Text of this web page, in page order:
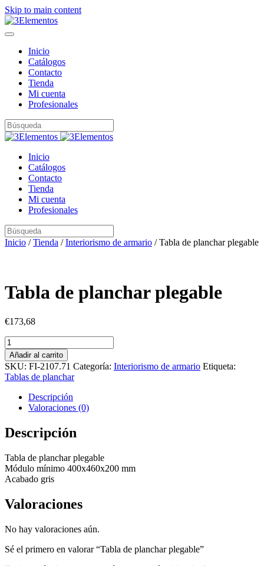
Skip to main content
Inicio
Catálogos
Contacto
Tienda
Mi cuenta
Profesionales
Inicio
Catálogos
Contacto
Tienda
Mi cuenta
Profesionales
Inicio /Tienda /Interiorismo de armario / Tabla de planchar plegable
Tabla de planchar plegable
€173,68
Tabla
de
planchar
plegable
cantidad
Añadir al carrito
SKU: FI-2107.71 Categoría: Interiorismo de armario Etiqueta:
Tablas de planchar
Descripción
Valoraciones (0)
Descripción
Tabla de planchar plegable
Módulo mínimo 400x460x200 mm
Acabado gris
Valoraciones
No hay valoraciones aún.
Sé el primero en valorar “Tabla de planchar plegable”